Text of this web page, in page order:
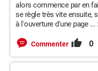
alors commence par en
se règle très vite ensuite,
à l'ouverture d'une page ...
Commenter 0